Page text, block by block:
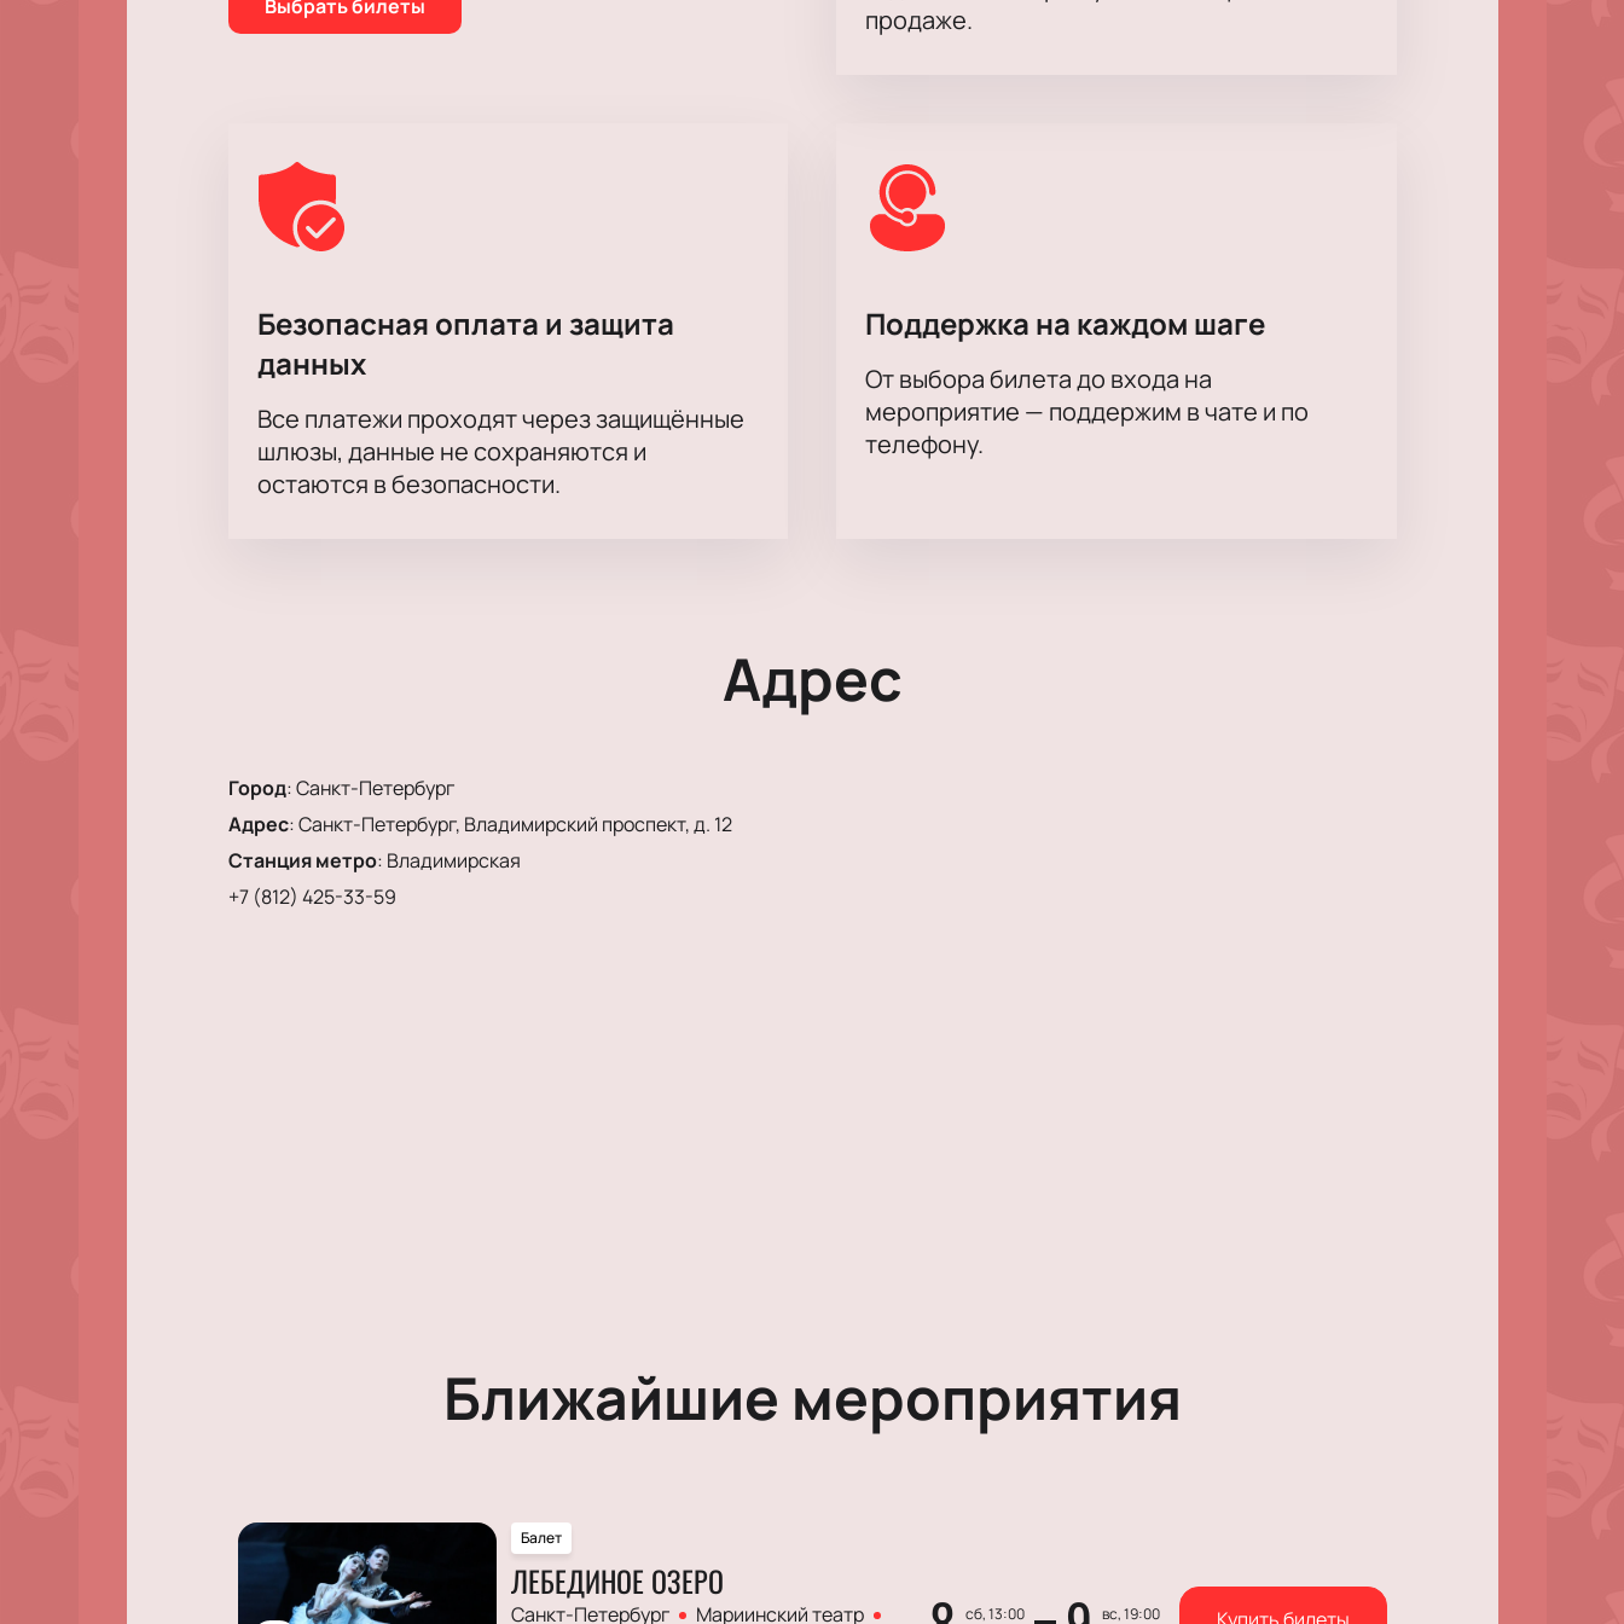
Выбрать билеты
продаже.
Безопасная оплата и защита
данных
Все платежи проходят через защищённые
шлюзы, данные не сохраняются и
остаются в безопасности.
Поддержка на каждом шаге
От выбора билета до входа на
мероприятие — поддержим в чате и по
телефону.
Адрес
Город:Санкт-Петербург
Адрес:Санкт-Петербург, Владимирский проспект, д. 12
Станция метро: Владимирская
+7 (812) 425-33-59
Ближайшие мероприятия
Балет
ЛЕБЕДИНОЕ ОЗЕРО
Санкт-Петербург Мариинский театр сб, 13:00 вс, 19:00